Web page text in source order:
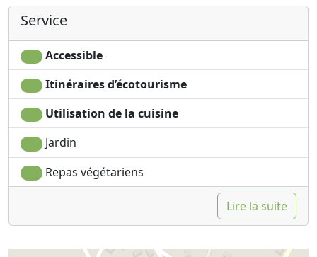
Service
Accessible
Itinéraires d’écotourisme
Utilisation de la cuisine
Jardin
Repas végétariens
Lire la suite